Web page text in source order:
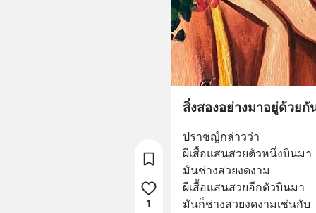
สิ่งสองอย่างมาอยู่ด้วยกั
ปราชญ์กล่าวว่า
ผีเสื้อแสนสวยตัวหนึ่งบินมา
มันช่างสวยงดงาม
ผีเสื้อแสนสวยอีกตัวบินมา
มันก็ช่างสวยงดงามเช่นกับ
1